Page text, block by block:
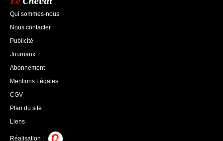
Qui sommes-nous
Nous contacter
Publicité
Journaux
Abonnement
Mentions Légales
CGV
Plan du site
Liens
Réalisation :